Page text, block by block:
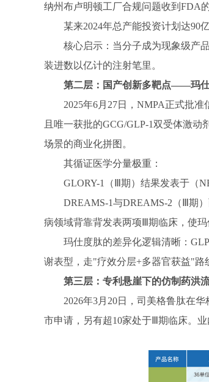
纳州布卢明顿工厂合规问题收到FDA
某来2024年总产能投资计划达90
核心启示：当分子成为现象级产
装进数以亿计的注射笔里。
第二层：国产创新多靶点——玛仕
2025年6月27日，NMPA正式批
且唯一获批的GCG/GLP-1双受体激
场景的商业化拼图。
其循证医学分量极重：
GLORY-1（Ⅲ期）结果发表于（
DREAMS-1与DREAMS-2（Ⅲ期
病领域背靠背发表两项Ⅲ期临床，使
玛仕度肽的差异化逻辑清晰：
谢表型，走"疗效分层+多器官获益"路
第三层：专利悬崖下的仿制药洪
2026年3月20日，司美格鲁肽在
市申请，另有超10家处于Ⅲ期临床。